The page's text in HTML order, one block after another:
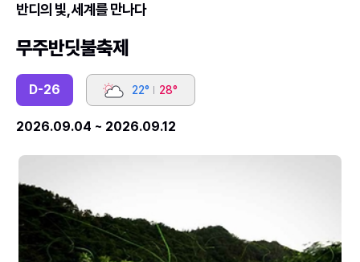
반디의 빛, 세계를 만나다
무주반딧불축제
D-26 22° 28°
2026.09.04 ~ 2026.09.12
2026
주
딧
불
축